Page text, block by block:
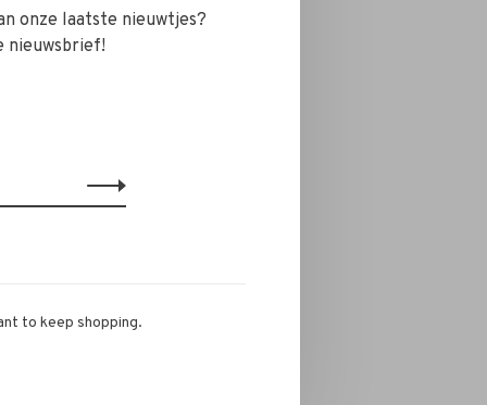
die je kan
kunnen
onze laatste nieuwtjes?
nieuwsbrief!
to keep shopping.